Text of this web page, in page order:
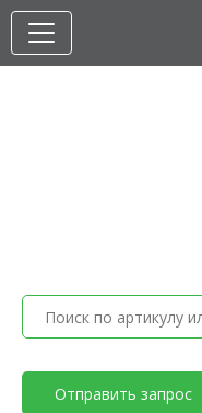
Отправить запрос